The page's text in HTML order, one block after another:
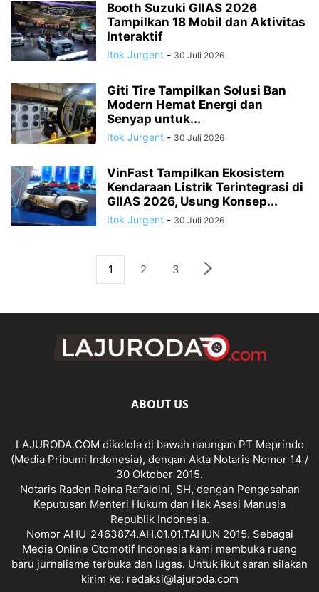
Booth Suzuki GIIAS 2026
Tampilkan 18 Mobil dan Aktivitas
Interaktif
Itok Jurgent - 30 Juli 2026
Giti Tire Tampilkan Solusi Ban
Modern Hemat Energi dan
Senyap untuk...
Itok Jurgent - 30 Juli 2026
VinFast Tampilkan Ekosistem
Kendaraan Listrik Terintegrasi di
GIIAS 2026, Usung Konsep...
Itok Jurgent - 30 Juli 2026
1 2 3
ABOUT US
LAJURODA.COM dikelola di bawah naungan PT Meprindo
(Media Pribumi Indonesia), dengan Akta Notaris Nomor 14 /
30 Oktober 2015.
Notaris Raden Reina Raf’aldini, SH, dengan Pengesahan
Keputusan Menteri Hukum dan Hak Asasi Manusia
Republik Indonesia.
Nomor AHU-2463874.AH.01.01.TAHUN 2015. Sebagai
Media Online Otomotif Indonesia kami membuka ruang
baru jurnalisme terbuka dan lugas. Untuk ikut saran silakan
kirim ke: redaksi@lajuroda.com